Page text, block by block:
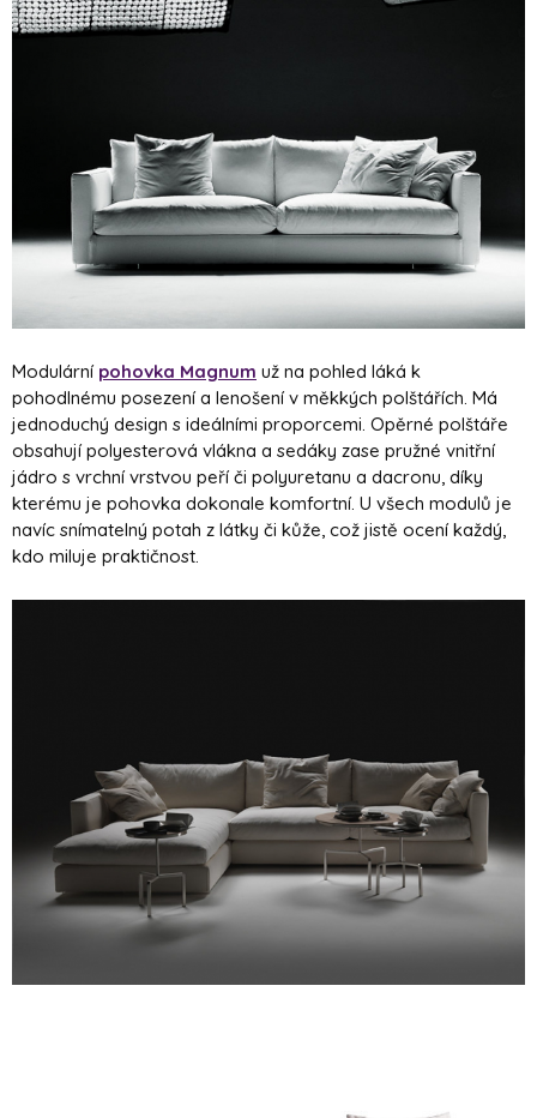
Modulární pohovka Magnum už na pohled láká k
pohodlnému posezení a lenošení v měkkých polštářích. Má
jednoduchý design s ideálními proporcemi. Opěrné polštáře
obsahují polyesterová vlákna a sedáky zase pružné vnitřní
jádro s vrchní vrstvou peří či polyuretanu a dacronu, díky
kterému je pohovka dokonale komfortní. U všech modulů je
navíc snímatelný potah z látky či kůže, což jistě ocení každý,
kdo miluje praktičnost.